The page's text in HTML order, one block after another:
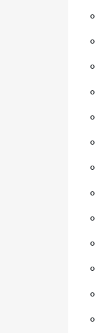
⚬
⚬
⚬
⚬
⚬
⚬
⚬
⚬
⚬
⚬
⚬
⚬
⚬